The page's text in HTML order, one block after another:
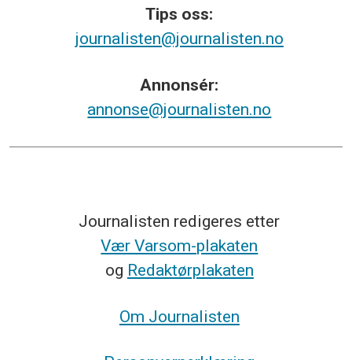
Tips oss:
journalisten@journalisten.no
Annonsér:
annonse@journalisten.no
Journalisten redigeres etter
Vær Varsom-plakaten
og Redaktørplakaten
Om Journalisten